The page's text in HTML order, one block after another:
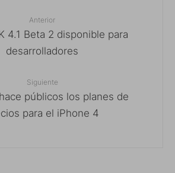
Anterior
4.1 Beta 2 disponible para
desarrolladores
Siguiente
públicos los planes de
para el iPhone 4